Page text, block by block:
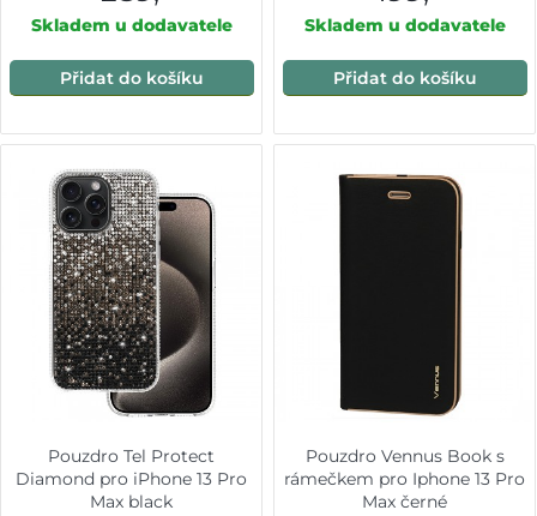
Skladem u dodavatele
Přidat do košíku
Skladem u dodavatele
Přidat do košíku
Pouzdro Tel Protect
Diamond pro iPhone 13 Pro
Max black
Pouzdro Vennus Book s
rámečkem pro Iphone 13 Pro
Max černé